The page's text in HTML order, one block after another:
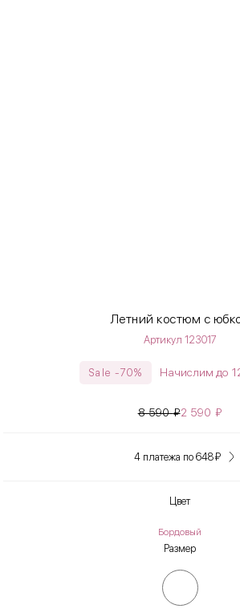
Летний костюм с
Артикул 123017
Sale -70% Начислим до
8 590₽2 590 ₽
4 платежа по 648₽
Цвет
Бордовый
Размер